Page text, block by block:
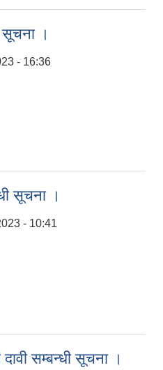
सूचना ।
- 16:36
सूचना ।
- 10:41
सम्बन्धी सूचना ।